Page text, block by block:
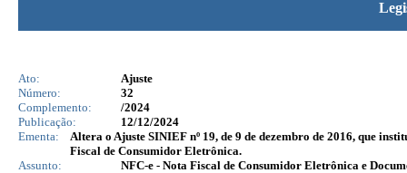
Ato:
Ajuste
Número:
32
Complemento:
/2024
Publicação:
12/12/2024
Ementa:
Altera o Ajuste SINIEF nº 19, de 9 de dezembro de 2016, que
Fiscal de Consumidor Eletrônica.
Assunto:
NFC-e - Nota Fiscal de Consumidor Eletrônica e